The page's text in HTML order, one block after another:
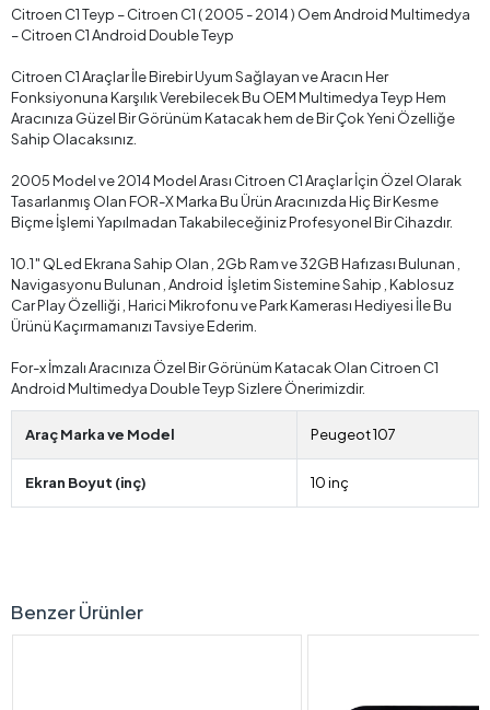
Citroen C1 Teyp – Citroen C1 ( 2005 - 2014 ) Oem Android Multimedya
– Citroen C1 Android Double Teyp
Citroen C1 Araçlar İle Birebir Uyum Sağlayan ve Aracın Her
Fonksiyonuna Karşılık Verebilecek Bu OEM Multimedya Teyp Hem
Aracınıza Güzel Bir Görünüm Katacak hem de Bir Çok Yeni Özelliğe
Sahip Olacaksınız.
2005 Model ve 2014 Model Arası Citroen C1 Araçlar İçin Özel Olarak
Tasarlanmış Olan FOR-X Marka Bu Ürün Aracınızda Hiç Bir Kesme
Biçme İşlemi Yapılmadan Takabileceğiniz Profesyonel Bir Cihazdır.
10.1″ QLed Ekrana Sahip Olan , 2Gb Ram ve 32GB Hafızası Bulunan ,
Navigasyonu Bulunan , Android İşletim Sistemine Sahip , Kablosuz
Car Play Özelliği , Harici Mikrofonu ve Park Kamerası Hediyesi İle Bu
Ürünü Kaçırmamanızı Tavsiye Ederim.
For-x İmzalı Aracınıza Özel Bir Görünüm Katacak Olan Citroen C1
Android Multimedya Double Teyp Sizlere Önerimizdir.
Araç Marka ve Model Peugeot 107
Ekran Boyut (inç) 10 inç
Benzer Ürünler